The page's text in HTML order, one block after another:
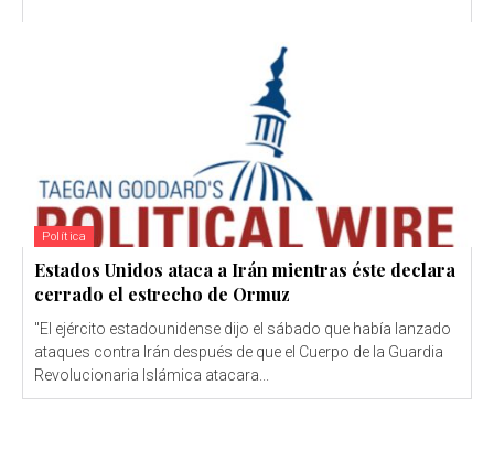
Política
Estados Unidos ataca a Irán mientras éste declara
cerrado el estrecho de Ormuz
"El ejército estadounidense dijo el sábado que había lanzado
ataques contra Irán después de que el Cuerpo de la Guardia
Revolucionaria Islámica atacara...